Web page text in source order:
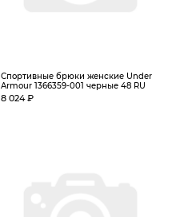
Спортивные брюки женские Under
Armour 1366359-001 черные 48 RU
8 024 ₽